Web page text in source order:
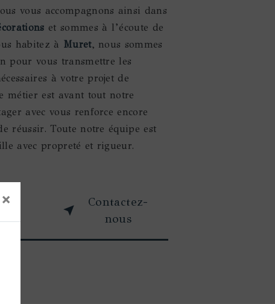
×
vous accompagnons ainsi dans
et sommes à l’écoute de
habitez à Muret, nous sommes
pour vous transmettre les
à votre projet de
métier est avant tout notre
avec vous renforce encore
réussir. Toute notre équipe est
avec propreté et rigueur.
Contactez-
nous